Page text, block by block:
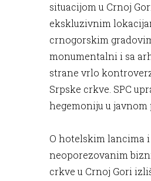
situacijom u Crnoj
ekskluzivnim
crnogorskim
monumentalni i sa
strane vrlo
Srpske crkve. SPC
hegemoniju u javnom
O hotelskim lancima i
neoporezovanim
crkve u Crnoj Gori